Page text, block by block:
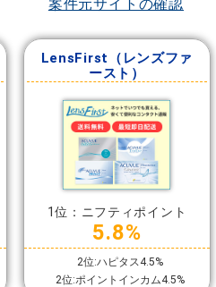
案件元サイトの確認
LensFirst（レンズファ
ースト）
1位：ニフティポイント
5.8%
2位:ハピタス4.5%
2位:ポイントインカム4.5%